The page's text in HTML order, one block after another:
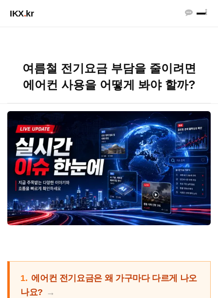
IKX.kr
여름철 전기요금 부담을 줄이려면
에어컨 사용을 어떻게 봐야 할까?
1. 에어컨 전기요금은 왜 가구마다 다르게 나오
나요?